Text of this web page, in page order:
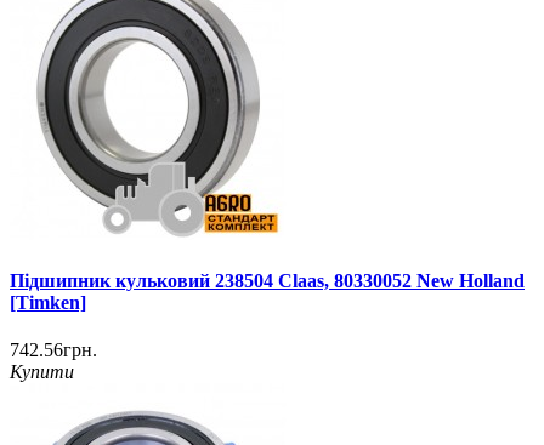
Підшипник кульковий 238504 Claas, 80330052 New Holland
[Timken]
742.56грн.
Купити